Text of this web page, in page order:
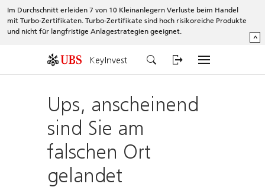
Im Durchschnitt erleiden 7 von 10 Kleinanlegern Verluste beim Handel
mit Turbo-Zertifikaten. Turbo-Zertifikate sind hoch risikoreiche Produkte
und nicht für langfristige Anlagestrategien geeignet.
^
KeyInvest
Ups, anscheinend
sind Sie am
falschen Ort
gelandet